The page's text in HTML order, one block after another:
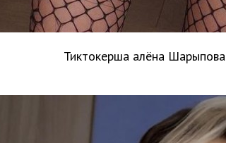
Тиктокерша алёна Шарыпова